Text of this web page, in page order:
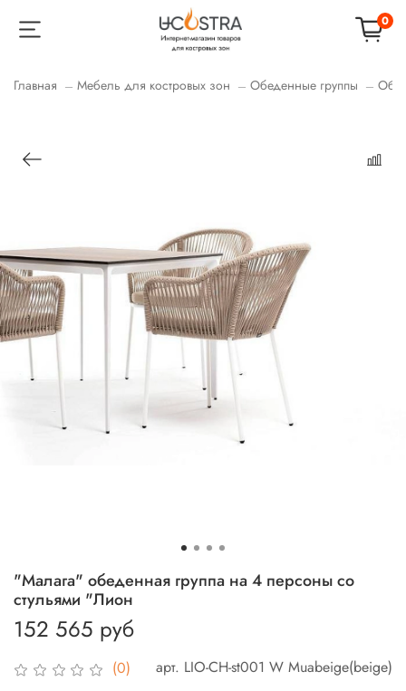
0
Главная Мебель для костровых зон Обеденные группы
(0) арт. LIO-CH-st001 W Muabeige(beige)
"Малага" обеденная группа на 4 персоны со
стульями "Лион
152 565 руб